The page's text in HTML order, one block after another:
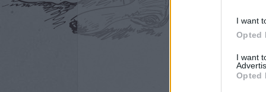
I want
Opted
I want
Opted